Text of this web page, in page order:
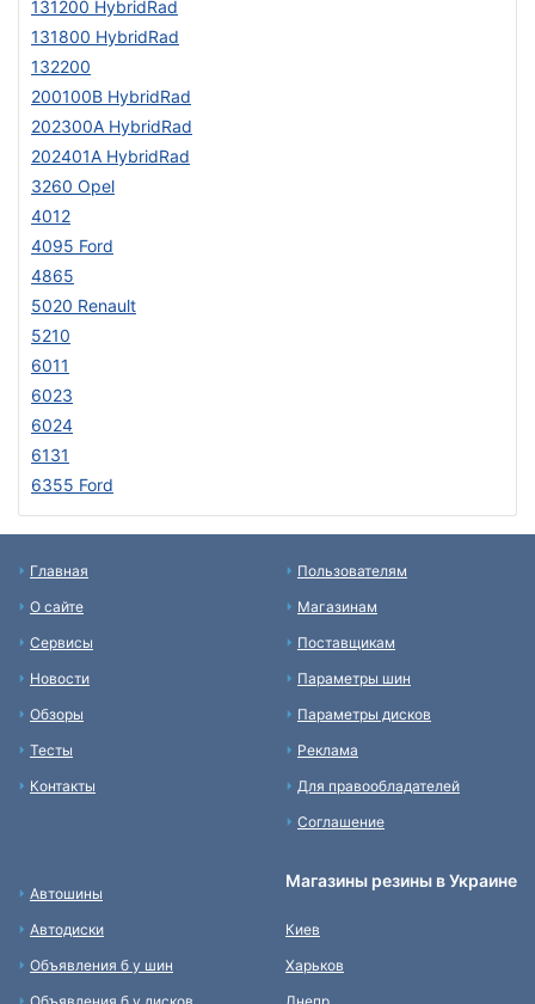
131200 HybridRad
131800 HybridRad
132200
200100B HybridRad
202300A HybridRad
202401A HybridRad
3260 Opel
4012
4095 Ford
4865
5020 Renault
5210
6011
6023
6024
6131
6355 Ford
Главная
О сайте
Сервисы
Новости
Обзоры
Тесты
Контакты
Пользователям
Магазинам
Поставщикам
Параметры шин
Параметры дисков
Реклама
Для правообладателей
Соглашение
Автошины
Автодиски
Объявления б у шин
Магазины резины в Украине
Киев
Харьков